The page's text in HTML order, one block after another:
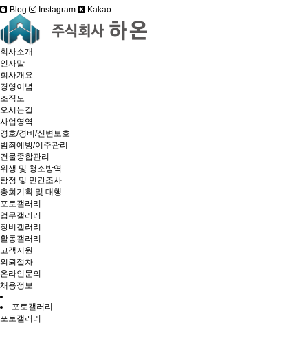
Blog Instagram Kakao
회사소개
인사말
회사개요
경영이념
조직도
오시는길
사업영역
경호/경비/신변보호
범죄예방/이주관리
건물종합관리
위생 및 청소방역
탐정 및 민간조사
총회기획 및 대행
포토갤러리
업무갤리러
장비갤러리
활동갤러리
고객지원
의뢰절차
온라인문의
채용정보
포토갤러리
포토갤러리